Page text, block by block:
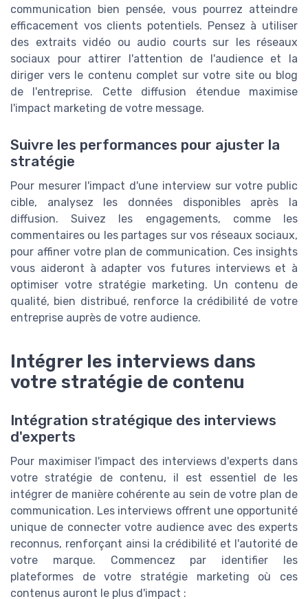
communication bien pensée, vous pourrez atteindre
efficacement vos clients potentiels. Pensez à utiliser
des extraits vidéo ou audio courts sur les réseaux
sociaux pour attirer l'attention de l'audience et la
diriger vers le contenu complet sur votre site ou blog
de l'entreprise. Cette diffusion étendue maximise
l'impact marketing de votre message.
Suivre les performances pour ajuster la
stratégie
Pour mesurer l'impact d'une interview sur votre public
cible, analysez les données disponibles après la
diffusion. Suivez les engagements, comme les
commentaires ou les partages sur vos réseaux sociaux,
pour affiner votre plan de communication. Ces insights
vous aideront à adapter vos futures interviews et à
optimiser votre stratégie marketing. Un contenu de
qualité, bien distribué, renforce la crédibilité de votre
entreprise auprès de votre audience.
Intégrer les interviews dans
votre stratégie de contenu
Intégration stratégique des interviews
d'experts
Pour maximiser l'impact des interviews d'experts dans
votre stratégie de contenu, il est essentiel de les
intégrer de manière cohérente au sein de votre plan de
communication. Les interviews offrent une opportunité
unique de connecter votre audience avec des experts
reconnus, renforçant ainsi la crédibilité et l'autorité de
votre marque. Commencez par identifier les
plateformes de votre stratégie marketing où ces
contenus auront le plus d'impact :